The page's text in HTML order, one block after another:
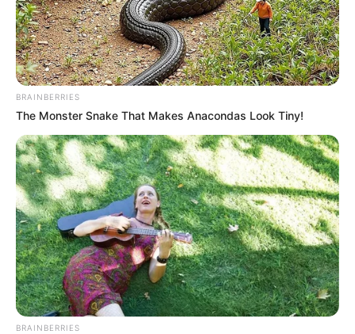
Τι καιρό θα κάνει τον Δεκαπενταύγουστο
2026;
Ακολουθήστε το evianews.com στοGoogle
News
ΤΑ ΠΙΟ ΔΗΜΟΦΙΛΗ
BRAINBERRIES
The Monster Snake That Makes Anacondas Look Tiny!
BRAINBERRIES